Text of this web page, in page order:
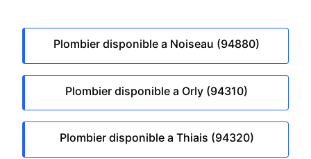
Plombier disponible a Noiseau (94880)
Plombier disponible a Orly (94310)
Plombier disponible a Thiais (94320)